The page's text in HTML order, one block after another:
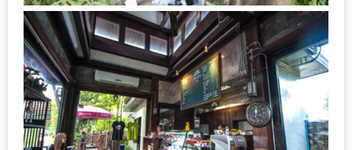
ที่
ใหญ่
ที่สุด
ใน
โลก
กับ
โรง